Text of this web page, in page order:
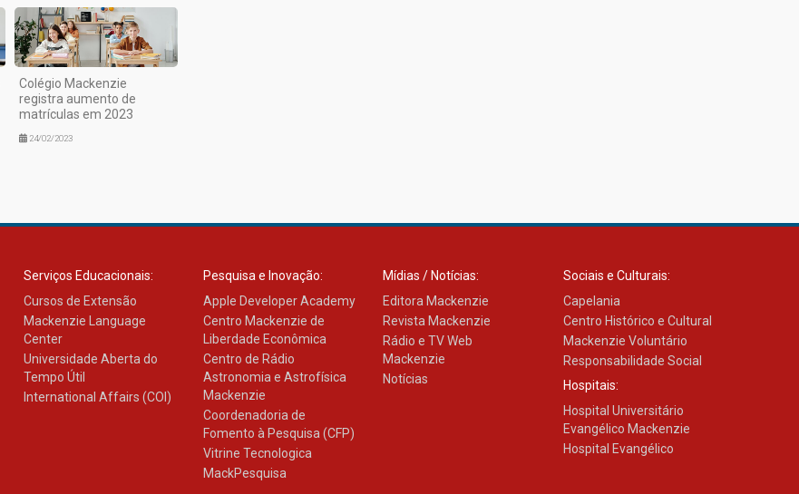
Colégio Mackenzie
registra aumento de
matrículas em 2023
24/02/2023
Serviços Educacionais:
Cursos de Extensão
Mackenzie Language
Center
Universidade Aberta do
Tempo Útil
International Affairs (COI)
Pesquisa e Inovação:
Apple Developer Academy
Centro Mackenzie de
Liberdade Econômica
Centro de Rádio
Astronomia e Astrofísica
Mackenzie
Coordenadoria de
Fomento à Pesquisa (CFP)
Vitrine Tecnologica
MackPesquisa
Mídias / Notícias:
Editora Mackenzie
Revista Mackenzie
Rádio e TV Web
Mackenzie
Notícias
Sociais e Culturais:
Capelania
Centro Histórico e Cultural
Mackenzie Voluntário
Responsabilidade Social
Hospitais:
Hospital Universitário
Evangélico Mackenzie
Hospital Evangélico